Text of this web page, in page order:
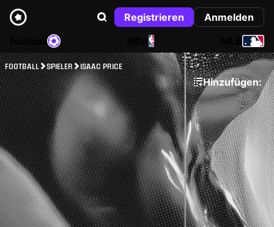
Registrieren
Anmelden
NBA
FOOTBALL SPIELER ISAAC PRICE
Hinzufügen: